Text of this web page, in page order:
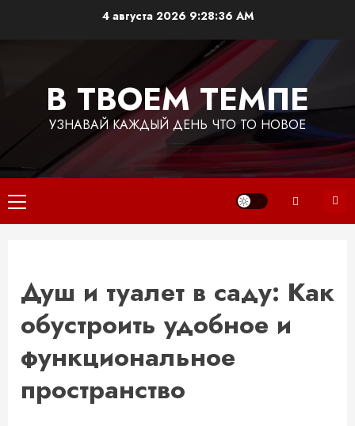
4 августа 2026 9:28:36 AM
В ТВОЕМ ТЕМПЕ
УЗНАВАЙ КАЖДЫЙ ДЕНЬ ЧТО ТО НОВОЕ
Основное
меню
Душ и туалет в саду: Как
обустроить удобное и
функциональное
пространство